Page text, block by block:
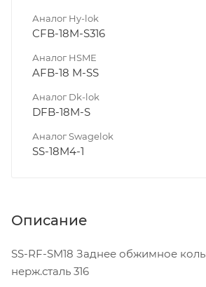
Аналог Hy-lok
CFB-18M-S316
Аналог HSME
AFB-18 M-SS
Аналог Dk-lok
DFB-18M-S
Аналог Swagelok
SS-18M4-1
Описание
SS-RF-SM18 Заднее обжимное
нерж.сталь 316